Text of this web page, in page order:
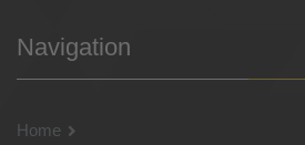
Navigation
Home